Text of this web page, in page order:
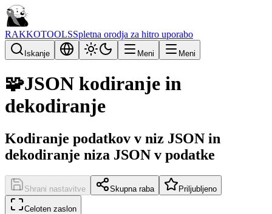
RAKKOTOOLSSpletna orodja za hitro uporabo
Iskanje Meni Meni
🧩JSON kodiranje in
dekodiranje
Kodiranje podatkov v niz JSON in
dekodiranje niza JSON v podatke
Shrani nastavitve Skupna raba Priljubljeno
Celoten zaslon